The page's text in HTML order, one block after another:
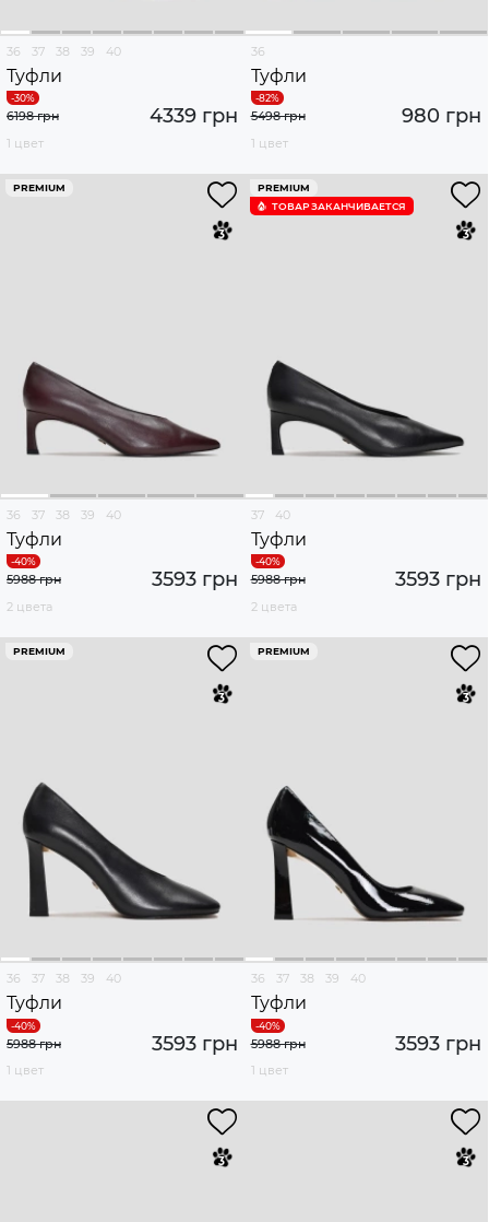
36 37 38 39 40
Туфли
4339 грн
6198 грн
1 цвет
36
Туфли
980 грн
5498 грн
1 цвет
PREMIUM
36 37 38 39 40
Туфли
3593 грн
5988 грн
2 цвета
PREMIUM
ТОВАР ЗАКАНЧИВАЕТСЯ
37 40
Туфли
3593 грн
5988 грн
2 цвета
PREMIUM
36 37 38 39 40
Туфли
3593 грн
5988 грн
1 цвет
PREMIUM
36 37 38 39 40
Туфли
3593 грн
5988 грн
1 цвет